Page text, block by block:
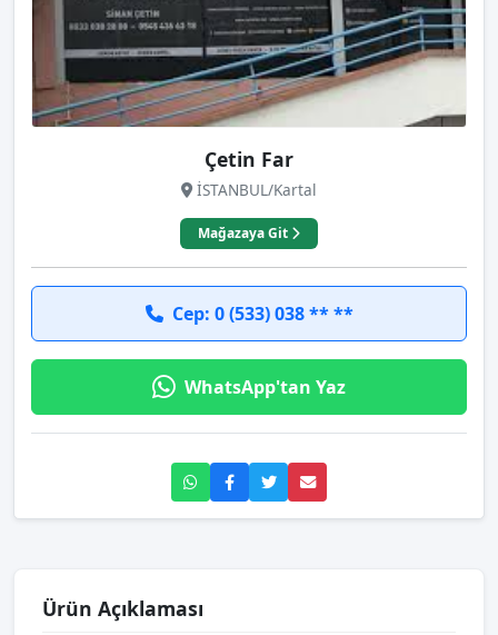
Çetin Far
İSTANBUL/Kartal
Mağazaya Git
Cep: 0 (533) 038 ** **
WhatsApp'tan Yaz
Ürün Açıklaması